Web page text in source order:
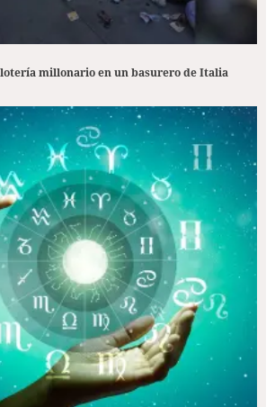
millonario en un basurero de Italia